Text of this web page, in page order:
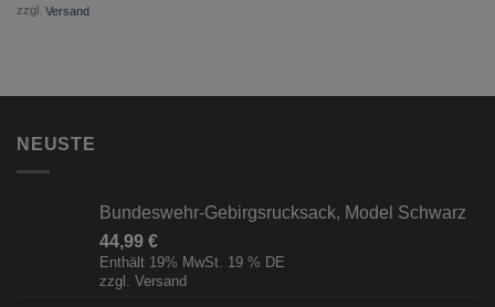
zzgl. Versand
NEUSTE
Bundeswehr-Gebirgsrucksack, Model Schwarz
44,99 €
Enthält 19% MwSt. 19 % DE
zzgl. Versand